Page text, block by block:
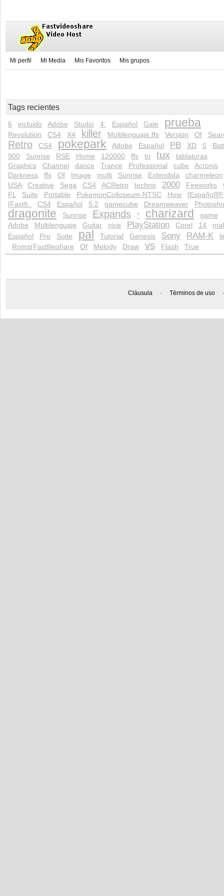
Mi perfil Mi Media Mis Favoritos Mis grupos
Tags recientes
6 incluido Adobe Studio 4: Español Gale prueba
Revolution CS4 X4 killer Multilenguaje.ffs Versión Of
Retro CS4 pokepark Adobe Español PB XD 5
900
Sunrise RSE Home 120000 ffs to tux
tablaturas
Graphics
Channel dance Trance Professional cube
Acronis
Darkness
ffs Of Image multi Sunrise Extendida
charmeleon
USA
Creative Sega CS4 ACRetro techno 2000 Fireworks
FL
Suite Portable PokemonColloseum-NTSC How
[Fastfi..
CS4 Español 5.2 gamecube Dreamweaver
dragonite Sunrise Expands * charizard
game
Adobe
Multilenguaje Guitar nice PlayStation Corel 14
Español
Pro Suite pal Tutorial Genesis Sony RAM-K
Roms(Fastfileshare
Of Melody Draw vs Flash True
Cláusula · Términos de uso ·